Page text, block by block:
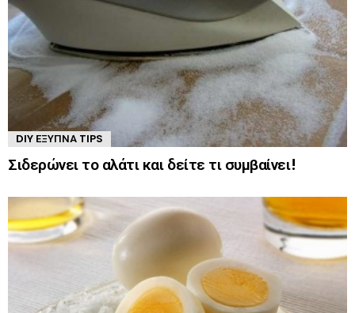
DIY ΈΞΥΠΝΑ TIPS
Σιδερώνει το αλάτι και δείτε τι συμβαίνει!